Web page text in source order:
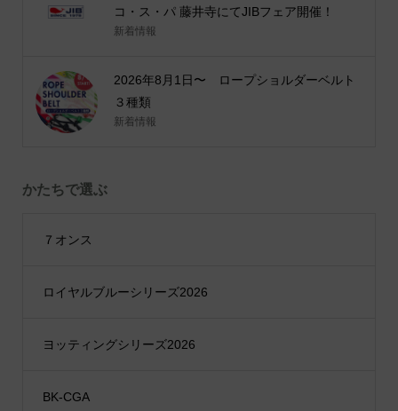
コ・ス・パ 藤井寺にてJIBフェア開催！
新着情報
2026年8月1日〜 ロープショルダーベルト
３種類
新着情報
かたちで選ぶ
７オンス
ロイヤルブルーシリーズ2026
ヨッティングシリーズ2026
BK-CGA